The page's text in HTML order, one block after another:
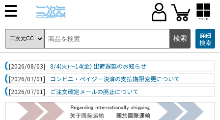
ブランド
詳細
検索
[2026/08/03]
8/4(火)～14(金) 出荷遅延のお知らせ
[2026/07/01]
コンビニ・ペイジー決済の支払期限変更について
[2026/07/01]
ご注文確定メールの廃止について